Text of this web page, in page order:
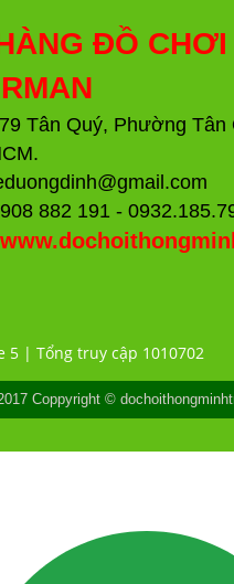
ĐỒ CHƠI
Tân Quý, Phường Tân
882 191 -
5 | Tổng truy cập 1010702
Coppyright ©